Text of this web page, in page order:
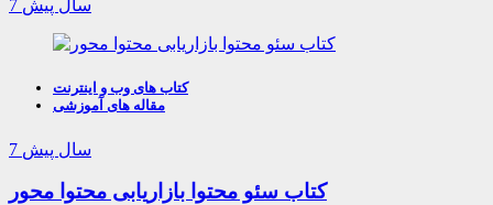
7 سال پیش
کتاب های وب و اینترنت
مقاله های آموزشی
7 سال پیش
کتاب سئو محتوا بازاریابی محتوا محور